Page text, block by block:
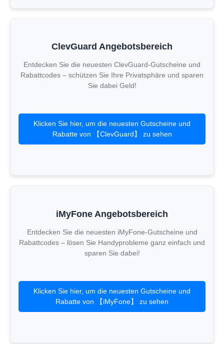
ClevGuard Angebotsbereich
Entdecken Sie die neuesten ClevGuard-Gutscheine und
Rabattcodes – schützen Sie Ihre Privatsphäre und sparen
Sie dabei Geld!
Klicken Sie hier, um die neuesten Gutscheine und
Rabatte von 【ClevGuard】 zu sehen
iMyFone Angebotsbereich
Entdecken Sie die neuesten iMyFone-Gutscheine und
Rabattcodes – lösen Sie Handyprobleme ganz einfach und
sparen Sie dabei!
Klicken Sie hier, um die neuesten Gutscheine und
Rabatte von 【iMyFone】 zu sehen